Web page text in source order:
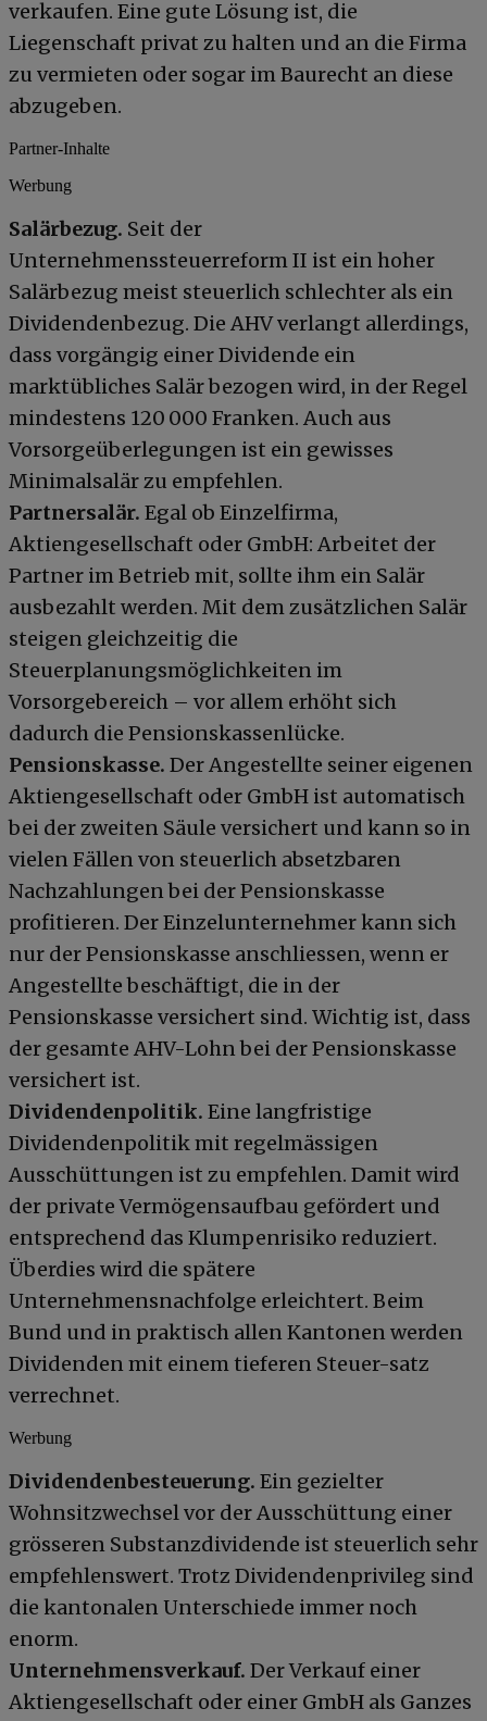
verkaufen. Eine gute Lösung ist, die
Liegenschaft privat zu halten und an die Firma
zu vermieten oder sogar im Baurecht an diese
abzugeben.
Partner-Inhalte
Werbung
Salärbezug. Seit der
Unternehmenssteuerreform II ist ein hoher
Salärbezug meist steuerlich schlechter als ein
Dividendenbezug. Die AHV verlangt allerdings,
dass vorgängig einer Dividende ein
marktübliches Salär bezogen wird, in der Regel
mindestens 120 000 Franken. Auch aus
Vorsorgeüberlegungen ist ein gewisses
Minimalsalär zu empfehlen.
Partnersalär. Egal ob Einzelfirma,
Aktiengesellschaft oder GmbH: Arbeitet der
Partner im Betrieb mit, sollte ihm ein Salär
ausbezahlt werden. Mit dem zusätzlichen Salär
steigen gleichzeitig die
Steuerplanungsmöglichkeiten im
Vorsorgebereich – vor allem erhöht sich
dadurch die Pensionskassenlücke.
Pensionskasse. Der Angestellte seiner eigenen
Aktiengesellschaft oder GmbH ist automatisch
bei der zweiten Säule versichert und kann so in
vielen Fällen von steuerlich absetzbaren
Nachzahlungen bei der Pensionskasse
profitieren. Der Einzelunternehmer kann sich
nur der Pensionskasse anschliessen, wenn er
Angestellte beschäftigt, die in der
Pensionskasse versichert sind. Wichtig ist, dass
der gesamte AHV-Lohn bei der Pensionskasse
versichert ist.
Dividendenpolitik. Eine langfristige
Dividendenpolitik mit regelmässigen
Ausschüttungen ist zu empfehlen. Damit wird
der private Vermögensaufbau gefördert und
entsprechend das Klumpenrisiko reduziert.
Überdies wird die spätere
Unternehmensnachfolge erleichtert. Beim
Bund und in praktisch allen Kantonen werden
Dividenden mit einem tieferen Steuer-satz
verrechnet.
Werbung
Dividendenbesteuerung. Ein gezielter
Wohnsitzwechsel vor der Ausschüttung einer
grösseren Substanzdividende ist steuerlich sehr
empfehlenswert. Trotz Dividendenprivileg sind
die kantonalen Unterschiede immer noch
enorm.
Unternehmensverkauf. Der Verkauf einer
Aktiengesellschaft oder einer GmbH als Ganzes